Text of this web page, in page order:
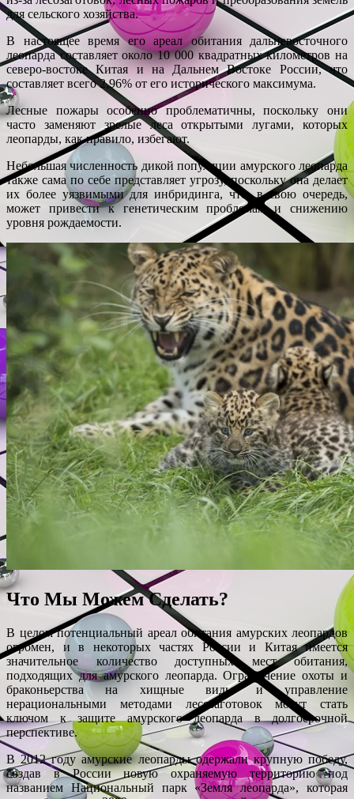
для сельского хозяйства.
В настоящее время его ареал обитания дальневосточного
леопарда составляет около 10 000 квадратных километров на
северо-востоке Китая и на Дальнем Востоке России, что
составляет всего 2,96% от его исторического максимума.
Лесные пожары особенно проблематичны, поскольку они
часто заменяют зрелые леса открытыми лугами, которых
леопарды, как правило, избегают.
Небольшая численность дикой популяции амурского леопарда
также сама по себе представляет угрозу, поскольку она делает
их более уязвимыми для инбридинга, что, в свою очередь,
может привести к генетическим проблемам и снижению
уровня рождаемости.
Что Мы Можем Сделать?
В целом потенциальный ареал обитания амурских леопардов
огромен, и в некоторых частях России и Китая имеется
значительное количество доступных мест обитания,
подходящих для амурского леопарда. Ограничение охоты и
браконьерства на хищные виды и управление
нерациональными методами лесозаготовок могут стать
ключом к защите амурского леопарда в долгосрочной
перспективе.
В 2012 году амурские леопарды одержали крупную победу,
создав в России новую охраняемую территорию под
названием Национальный парк «Земля леопарда», которая